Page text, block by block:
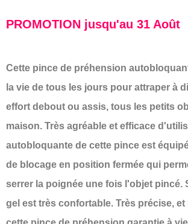
PROMOTION jusqu'au 31 Août
Cette pince de préhension
la vie de tous les jours pour attraper à
effort debout ou assis, tous les petits
maison. Très agréable et efficace
autobloquante de cette pince est
de blocage en position fermée qui
serrer la poignée une fois l'objet pincé.
gel est très confortable. Très précise, et